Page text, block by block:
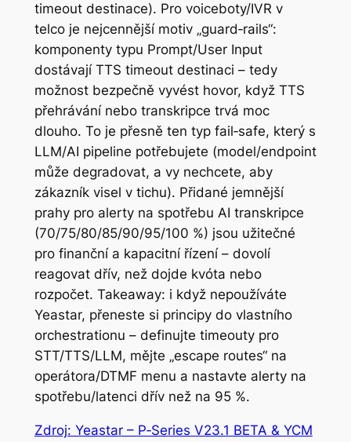
timeout destinace). Pro voiceboty/IVR v
telco je nejcennější motiv „guard‑rails“:
komponenty typu Prompt/User Input
dostávají TTS timeout destinaci – tedy
možnost bezpečně vyvést hovor, když TTS
přehrávání nebo transkripce trvá moc
dlouho. To je přesně ten typ fail‑safe, který s
LLM/AI pipeline potřebujete (model/endpoint
může degradovat, a vy nechcete, aby
zákazník visel v tichu). Přidané jemnější
prahy pro alerty na spotřebu AI transkripce
(70/75/80/85/90/95/100 %) jsou užitečné
pro finanční a kapacitní řízení – dovolí
reagovat dřív, než dojde kvóta nebo
rozpočet. Takeaway: i když nepoužíváte
Yeastar, přeneste si principy do vlastního
orchestrationu – definujte timeouty pro
STT/TTS/LLM, mějte „escape routes“ na
operátora/DTMF menu a nastavte alerty na
spotřebu/latenci dřív než na 95 %.
Zdroj: Yeastar – P‑Series V23.1 BETA & YCM